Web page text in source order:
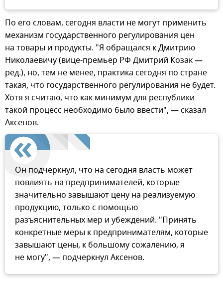
По его словам, сегодня власти не могут применить
механизм государственного регулирования цен
на товары и продукты. "Я обращался к Дмитрию
Николаевичу (вице-премьер РФ Дмитрий Козак —
ред.), но, тем не менее, практика сегодня по стране
такая, что государственного регулирования не будет.
Хотя я считаю, что как минимум для республики
такой процесс необходимо было ввести", — сказал
Аксенов.
Он подчеркнул, что на сегодня власть может
повлиять на предпринимателей, которые
значительно завышают цену на реализуемую
продукцию, только с помощью
разъяснительных мер и убеждений. "Принять
конкретные меры к предпринимателям, которые
завышают цены, к большому сожалению, я
не могу", — подчеркнул Аксенов.